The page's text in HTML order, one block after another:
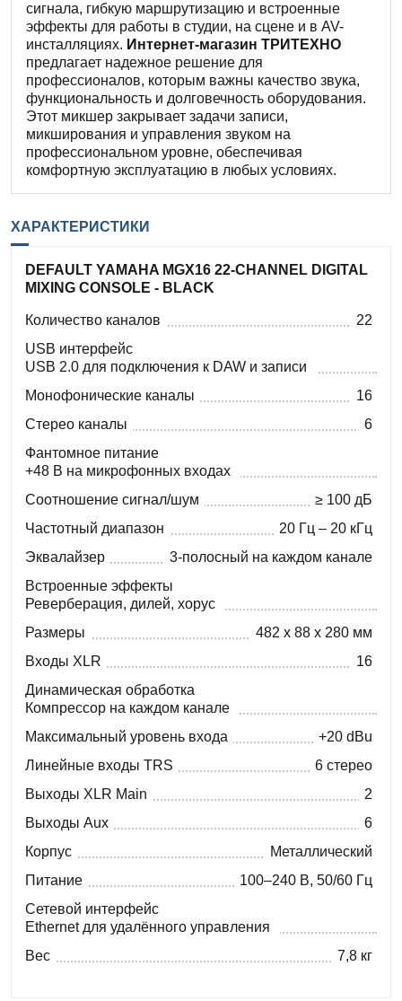
сигнала, гибкую маршрутизацию и встроенные
эффекты для работы в студии, на сцене и в AV-
инсталляциях. Интернет-магазин ТРИТЕХНО
предлагает надежное решение для
профессионалов, которым важны качество звука,
функциональность и долговечность оборудования.
Этот микшер закрывает задачи записи,
микширования и управления звуком на
профессиональном уровне, обеспечивая
комфортную эксплуатацию в любых условиях.
ХАРАКТЕРИСТИКИ
DEFAULT YAMAHA MGX16 22-CHANNEL DIGITAL
MIXING CONSOLE - BLACK
Количество каналов
22
USB интерфейс
USB 2.0 для подключения к DAW и записи
Монофонические каналы
16
Стерео каналы
6
Фантомное питание
+48 В на микрофонных входах
Соотношение сигнал/шум
≥ 100 дБ
Частотный диапазон
20 Гц – 20 кГц
Эквалайзер
3-полосный на каждом канале
Встроенные эффекты
Реверберация, дилей, хорус
Размеры
482 x 88 x 280 мм
Входы XLR
16
Динамическая обработка
Компрессор на каждом канале
Максимальный уровень входа
+20 dBu
Линейные входы TRS
6 стерео
Выходы XLR Main
2
Выходы Aux
6
Корпус
Металлический
Питание
100–240 В, 50/60 Гц
Сетевой интерфейс
Ethernet для удалённого управления
Вес
7,8 кг